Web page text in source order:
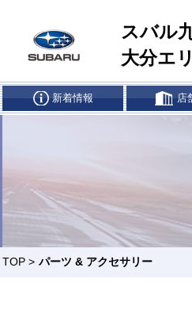
スバル
大分エ
新着情報
リコール
店
中津店 日田店 カー
TOP > パーツ & アクセサリー